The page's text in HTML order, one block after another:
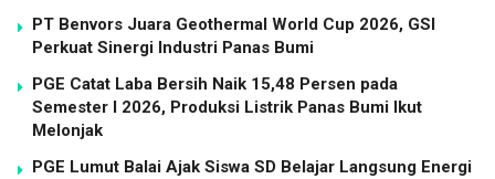
PT Benvors Juara Geothermal World Cup 2026, GSI
Perkuat Sinergi Industri Panas Bumi
PGE Catat Laba Bersih Naik 15,48 Persen pada
Semester I 2026, Produksi Listrik Panas Bumi Ikut
Melonjak
PGE Lumut Balai Ajak Siswa SD Belajar Langsung Energi